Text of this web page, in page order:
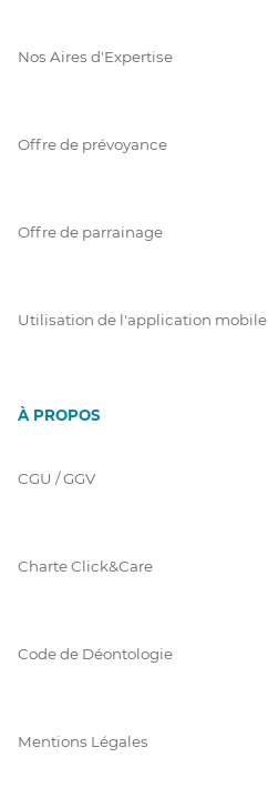
Nos Aires d'Expertise
Offre de prévoyance
Offre de parrainage
Utilisation de l'application mobile
À PROPOS
CGU / GGV
Charte Click&Care
Code de Déontologie
Mentions Légales